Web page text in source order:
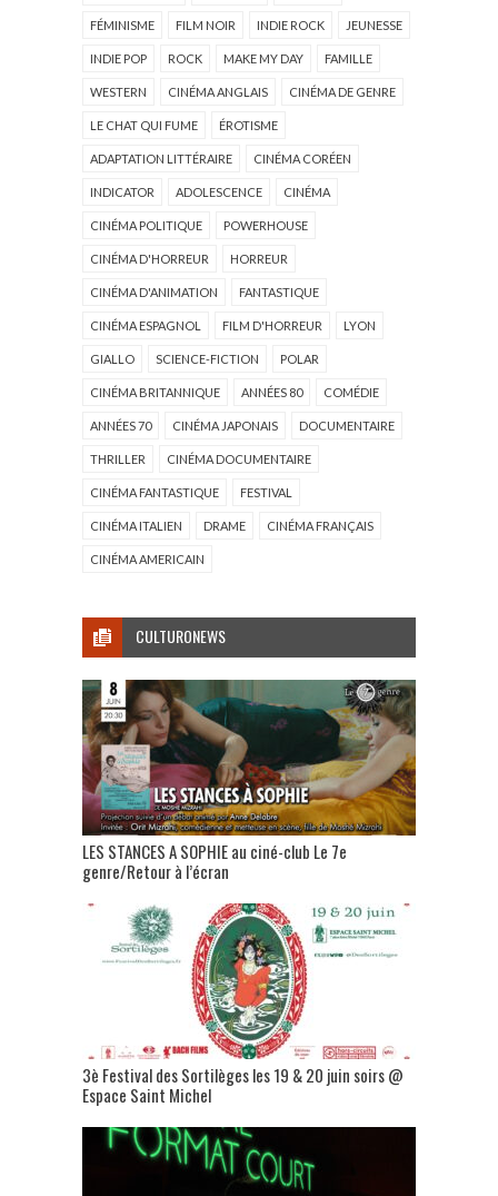
FÉMINISME FILM NOIR INDIE ROCK JEUNESSE
INDIE POP ROCK MAKE MY DAY FAMILLE
WESTERN CINÉMA ANGLAIS CINÉMA DE GENRE
LE CHAT QUI FUME ÉROTISME
ADAPTATION LITTÉRAIRE CINÉMA CORÉEN
INDICATOR ADOLESCENCE CINÉMA
CINÉMA POLITIQUE POWERHOUSE
CINÉMA D'HORREUR HORREUR
CINÉMA D'ANIMATION FANTASTIQUE
CINÉMA ESPAGNOL FILM D'HORREUR LYON
GIALLO SCIENCE-FICTION POLAR
CINÉMA BRITANNIQUE ANNÉES 80 COMÉDIE
ANNÉES 70 CINÉMA JAPONAIS DOCUMENTAIRE
THRILLER CINÉMA DOCUMENTAIRE
CINÉMA FANTASTIQUE FESTIVAL
CINÉMA ITALIEN DRAME CINÉMA FRANÇAIS
CINÉMA AMERICAIN
CULTURONEWS
LES STANCES A SOPHIE au ciné-club Le 7e
genre/Retour à l’écran
3è Festival des Sortilèges les 19 & 20 juin soirs @
Espace Saint Michel